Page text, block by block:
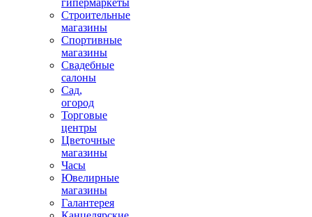
гипермаркеты
Строительные
магазины
Спортивные
магазины
Свадебные
салоны
Сад,
огород
Торговые
центры
Цветочные
магазины
Часы
Ювелирные
магазины
Галантерея